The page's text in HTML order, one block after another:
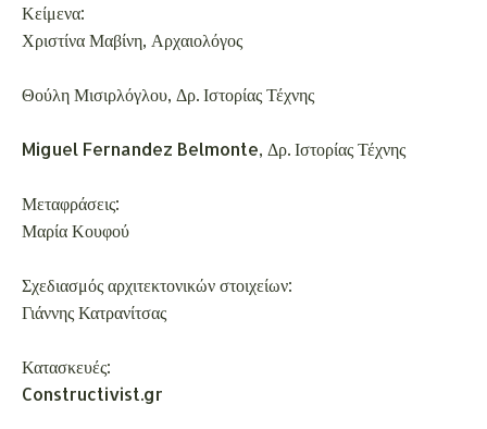
Κείμενα:
Χριστίνα Μαβίνη, Αρχαιολόγος
Θούλη Μισιρλόγλου, Δρ. Ιστορίας Τέχνης
Miguel Fernandez Belmonte, Δρ. Ιστορίας Τέχνης
Μεταφράσεις:
Μαρία Κουφού
Σχεδιασμός αρχιτεκτονικών στοιχείων:
Γιάννης Κατρανίτσας
Κατασκευές:
Constructivist.gr